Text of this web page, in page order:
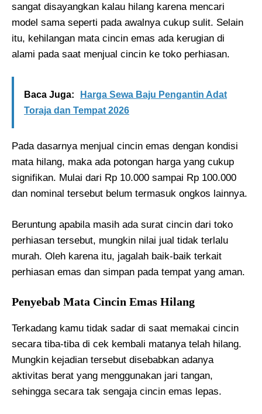
sangat disayangkan kalau hilang karena mencari
model sama seperti pada awalnya cukup sulit. Selain
itu, kehilangan mata cincin emas ada kerugian di
alami pada saat menjual cincin ke toko perhiasan.
Baca Juga:
Harga Sewa Baju Pengantin Adat
Toraja dan Tempat 2026
Pada dasarnya menjual cincin emas dengan kondisi
mata hilang, maka ada potongan harga yang cukup
signifikan. Mulai dari Rp 10.000 sampai Rp 100.000
dan nominal tersebut belum termasuk ongkos lainnya.
Beruntung apabila masih ada surat cincin dari toko
perhiasan tersebut, mungkin nilai jual tidak terlalu
murah. Oleh karena itu, jagalah baik-baik terkait
perhiasan emas dan simpan pada tempat yang aman.
Penyebab Mata Cincin Emas Hilang
Terkadang kamu tidak sadar di saat memakai cincin
secara tiba-tiba di cek kembali matanya telah hilang.
Mungkin kejadian tersebut disebabkan adanya
aktivitas berat yang menggunakan jari tangan,
sehingga secara tak sengaja cincin emas lepas.